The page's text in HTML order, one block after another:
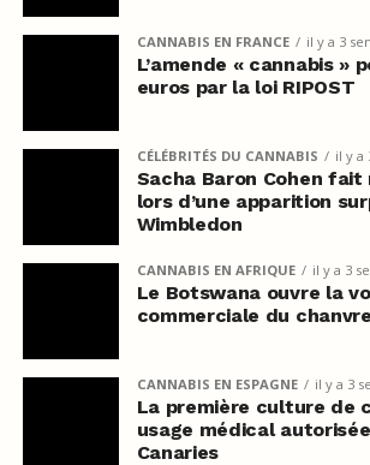
CANNABIS EN FRANCE il y a 3
L’amende « cannabis »
euros par la loi RIPOST
CÉLÉBRITÉS DU CANNABIS il y a
Sacha Baron Cohen fait
lors d’une apparition
Wimbledon
CANNABIS EN AFRIQUE il y a 3
Le Botswana ouvre la
commerciale du chanvre
CANNABIS EN ESPAGNE il y a 3
La première culture de
usage médical
Canaries